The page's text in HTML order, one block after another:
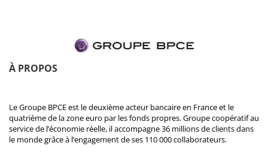
À PROPOS
Le Groupe BPCE est le deuxième acteur bancaire en France et le
quatrième de la zone euro par les fonds propres. Groupe coopératif au
service de l’économie réelle, il accompagne 36 millions de clients dans
le monde grâce à l’engagement de ses 110 000 collaborateurs.